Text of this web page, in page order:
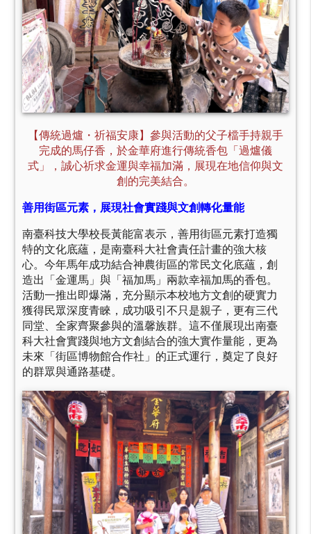
【傳統過爐・祈福安康】參與活動的父子檔手持親手
完成的馬仔香，於金華府進行傳統香包「過爐儀
式」，誠心祈求金運與幸福加滿，展現在地信仰與文
創的完美結合。
善用街區元素，展現社會實踐與文創轉化量能
南臺科技大學校長黃能富表示，善用街區元素打造獨
特的文化底蘊，是南臺科大社會責任計畫的強大核
心。今年馬年成功結合神農街區的常民文化底蘊，創
造出「金運馬」與「福加馬」兩款幸福加馬的香包。
活動一推出即爆滿，充分顯示本校地方文創的硬實力
獲得民眾深度青睞，成功吸引不只是親子，更有三代
同堂、全家齊聚參與的溫馨族群。這不僅展現出南臺
科大社會實踐與地方文創結合的強大實作量能，更為
未來「街區博物館合作社」的正式運行，奠定了良好
的群眾與通路基礎。